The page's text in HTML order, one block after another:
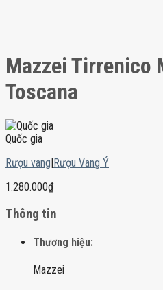
Mazzei Tirrenico
Toscana
Quốc gia
Rượu vang|Rượu Vang Ý
1.280.000₫
Thông tin
Thương hiệu:
Mazzei